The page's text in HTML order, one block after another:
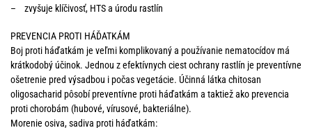
– zvyšuje klíčivosť, HTS a úrodu rastlín
PREVENCIA PROTI HÁĎATKÁM
Boj proti háďatkám je veľmi komplikovaný a používanie nematocídov má
krátkodobý účinok. Jednou z efektívnych ciest ochrany rastlín je preventívne
ošetrenie pred výsadbou i počas vegetácie. Účinná látka chitosan
oligosacharid pôsobí preventívne proti háďatkám a taktiež ako prevencia
proti chorobám (hubové, vírusové, bakteriálne).
Morenie osiva, sadiva proti háďatkám: